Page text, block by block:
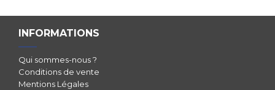
INFORMATIONS
Qui sommes-nous ?
Conditions de vente
Mentions Légales